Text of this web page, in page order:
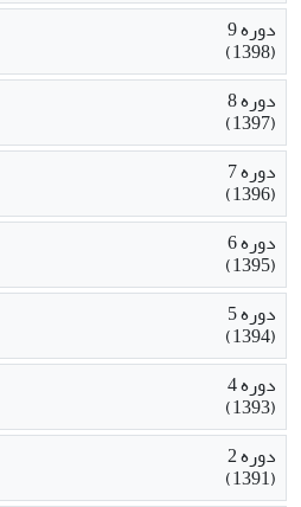
دوره 9
(1398)
دوره 8
(1397)
دوره 7
(1396)
دوره 6
(1395)
دوره 5
(1394)
دوره 4
(1393)
دوره 2
(1391)